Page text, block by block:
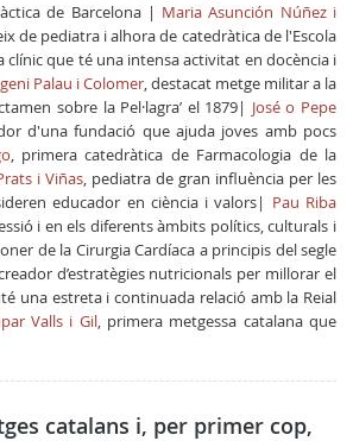
de Barcelona | Maria Asunción Núñez i
de pediatra i alhora de catedràtica de l'Escola
clínic que té una intensa activitat en docència i
Palau i Colomer, destacat metge militar a la
sobre la Pel·lagra’ el 1879| José o Pepe
d'una fundació que ajuda joves amb pocs
, primera catedràtica de Farmacologia de la
i Viñas, pediatra de gran influència per les
educador en ciència i valors| Pau Riba
i en els diferents àmbits polítics, culturals i
de la Cirurgia Cardíaca a principis del segle
d’estratègies nutricionals per millorar el
una estreta i continuada relació amb la Reial
Valls i Gil, primera metgessa catalana que
catalans i, per primer cop,